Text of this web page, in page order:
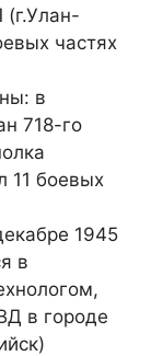
(г.Улан-
частях
в
718-го
11 боевых
1945
в
в городе